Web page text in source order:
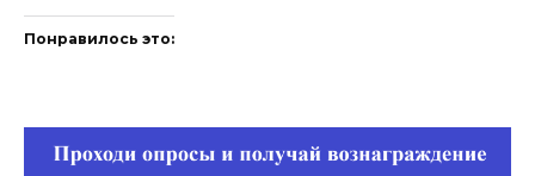
Понравилось это: